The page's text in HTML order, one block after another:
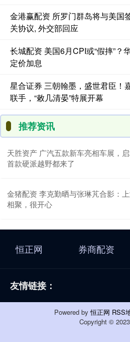
金港赢配资 所罗门群岛将与美国
关协议, 外交部回应
长城配资 美国6月CPI或“假摔”？
定价加息
星合证券 三朝翰墨，盛世君臣！
联手，“敕几清晏”特展开幕
推荐资讯
天胜资产 广汽五款新车亮相车展，
首款硬派越野都来了
金猪配资 李克勤晒与张琳芃合影：
相聚，很开心
恒正网 券商配资
友情链接：
Powered by恒正网 RSS
Copyright ©